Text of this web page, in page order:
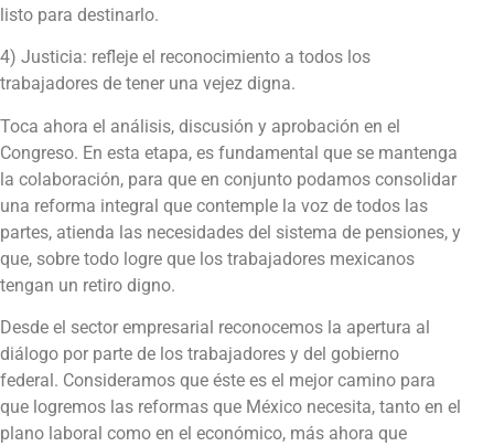
listo para destinarlo.
4) Justicia: refleje el reconocimiento a todos los
trabajadores de tener una vejez digna.
Toca ahora el análisis, discusión y aprobación en el
Congreso. En esta etapa, es fundamental que se mantenga
la colaboración, para que en conjunto podamos consolidar
una reforma integral que contemple la voz de todos las
partes, atienda las necesidades del sistema de pensiones, y
que, sobre todo logre que los trabajadores mexicanos
tengan un retiro digno.
Desde el sector empresarial reconocemos la apertura al
diálogo por parte de los trabajadores y del gobierno
federal. Consideramos que éste es el mejor camino para
que logremos las reformas que México necesita, tanto en el
plano laboral como en el económico, más ahora que